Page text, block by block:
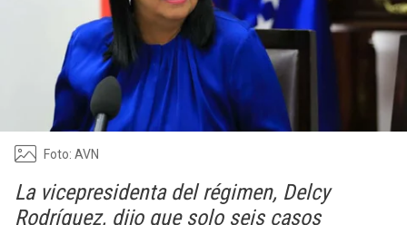
Foto: AVN
La vicepresidenta del régimen, Delcy
Rodríguez, dijo que solo seis casos